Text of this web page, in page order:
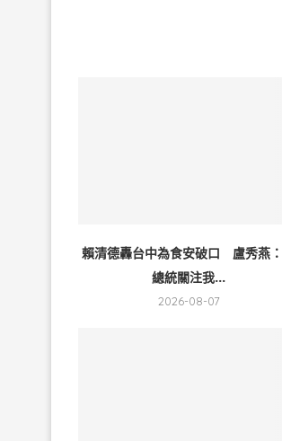
賴清德轟台中為食安破口 盧秀燕
總統關注我...
2026-08-07